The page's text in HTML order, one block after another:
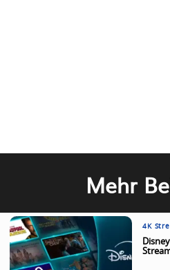
Mehr
4K